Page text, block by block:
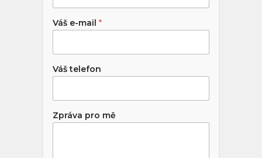
Váš e-mail *
Váš telefon
Zpráva pro mě